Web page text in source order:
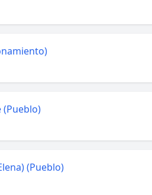
(Pueblo)
(Pueblo)